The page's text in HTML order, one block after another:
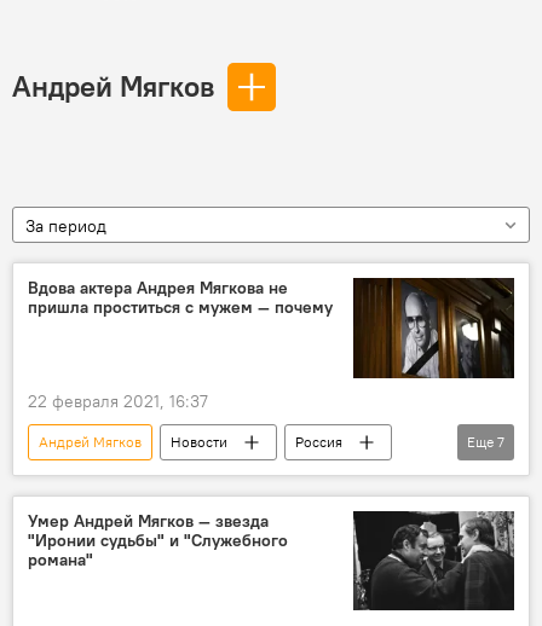
Андрей Мягков
За период
Вдова актера Андрея Мягкова не
пришла проститься с мужем — почему
22 февраля 2021, 16:37
Андрей Мягков Новости
Россия
В мире
Культура
Общество
вдова
церемония
похороны
присутствие
Еще 7
Умер Андрей Мягков — звезда
"Иронии судьбы" и "Служебного
романа"